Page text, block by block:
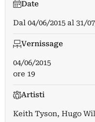
Date
Dal 04/06/2015 al 31/
Vernissage
04/06/2015
ore 19
Artisti
Keith Tyson, Hugo